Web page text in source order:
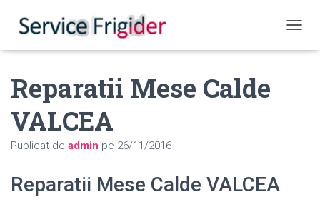
Reparatii Mese Calde
VALCEA
Publicat de admin pe 26/11/2016
Reparatii Mese Calde VALCEA